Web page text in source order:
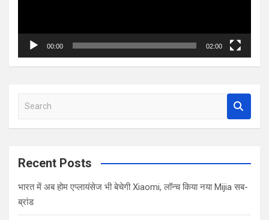
00:00 02:00
a
c
Recent Posts
भारत में अब होम एप्लायंसेज भी बेचेगी Xiaomi, लॉन्च किया नया Mijia सब-
ब्रांड